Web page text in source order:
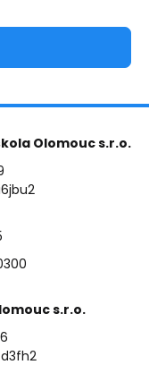
Olomouc s.r.o.
s.r.o.